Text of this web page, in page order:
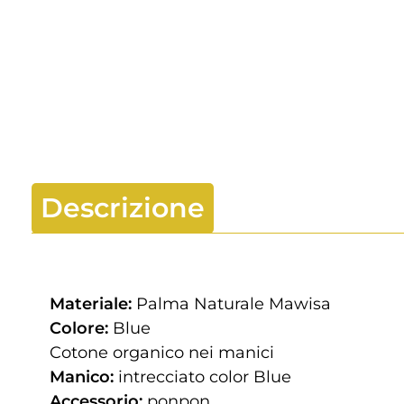
Descrizione
Materiale: Palma Naturale Mawisa
Colore: Blue
Cotone organico nei manici
Manico: intrecciato color Blue